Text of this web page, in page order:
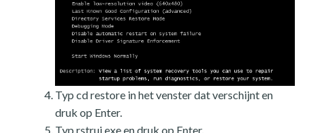
Typ cd restore in het venster dat verschijnt en
druk op Enter.
Typ rstrui.exe en druk op Enter.